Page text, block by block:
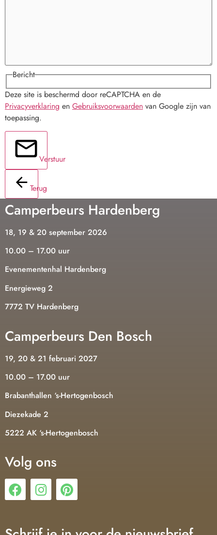
Bericht
Deze site is beschermd door reCAPTCHA en de
Privacyverklaring en Gebruiksvoorwaarden van Google zijn van
toepassing.
Verstuur
Terug
Camperbeurs Hardenberg
18, 19 & 20 september 2026
10.00 – 17.00 uur
Evenementenhal Hardenberg
Energieweg 2
7772 TV Hardenberg
Camperbeurs Den Bosch
19, 20 & 21 februari 2027
10.00 – 17.00 uur
Brabanthallen ‘s-Hertogenbosch
Diezekade 2
5222 AK ‘s-Hertogenbosch
Volg ons